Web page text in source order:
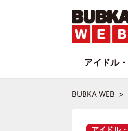
BUBKA WEB
アイドル